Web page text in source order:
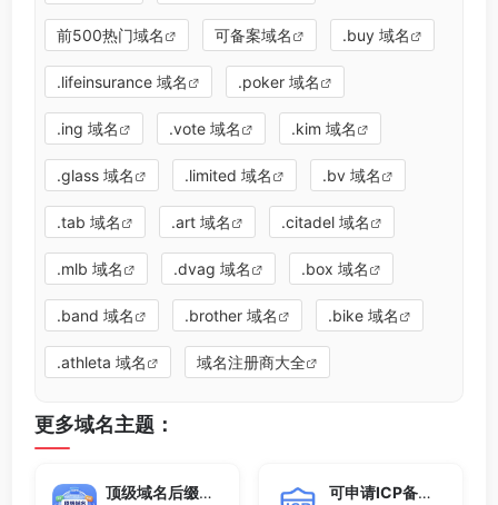
前500热门域名 可备案域名 .buy 域名
.lifeinsurance 域名 .poker 域名
.ing 域名 .vote 域名 .kim 域名
.glass 域名 .limited 域名 .bv 域名
.tab 域名 .art 域名 .citadel 域名
.mlb 域名 .dvag 域名 .box 域名
.band 域名 .brother 域名 .bike 域名
.athleta 域名 域名注册商大全
更多域名主题：
顶级域名后缀大全 可申请ICP备案域名后缀大全